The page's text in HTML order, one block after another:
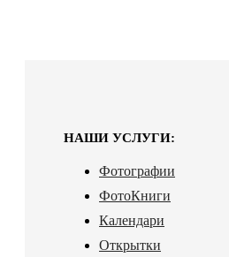
НАШИ УСЛУГИ:
Фотографии
ФотоКниги
Календари
Открытки